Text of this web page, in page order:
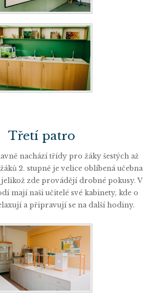
Třetí patro
nachází třídy pro žáky šestých až
2. stupně je velice oblíbená učebna
zde provádějí drobné pokusy. V
mají naši učitelé své kabinety, kde o
a připravují se na další hodiny.